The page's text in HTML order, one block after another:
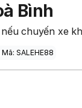
Bình
chuyến xe
SALEHE88